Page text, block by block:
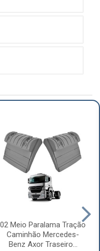
02 Meio Paralama Tração
Caminhão Mercedes-
Benz Axor Traseiro...